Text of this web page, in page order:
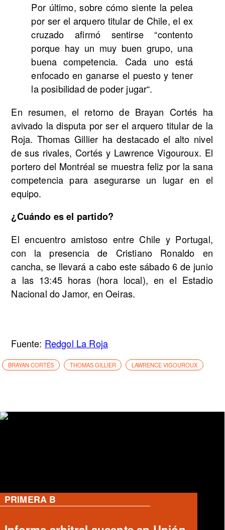
Por último, sobre cómo siente la pelea
por ser el arquero titular de Chile, el ex
cruzado afirmó sentirse “contento
porque hay un muy buen grupo, una
buena competencia. Cada uno está
enfocado en ganarse el puesto y tener
la posibilidad de poder jugar“.
En resumen, el retorno de Brayan Cortés ha
avivado la disputa por ser el arquero titular de la
Roja. Thomas Gillier ha destacado el alto nivel
de sus rivales, Cortés y Lawrence Vigouroux. El
portero del Montréal se muestra feliz por la sana
competencia para asegurarse un lugar en el
equipo.
¿Cuándo es el partido?
El encuentro amistoso entre Chile y Portugal,
con la presencia de Cristiano Ronaldo en
cancha, se llevará a cabo este sábado 6 de junio
a las 13:45 horas (hora local), en el Estadio
Nacional do Jamor, en Oeiras.
Fuente: Redgol La Roja
BRAYAN CORTÉS THOMAS GILLIER LAWRENCE VIGOUROUX
RANGERS